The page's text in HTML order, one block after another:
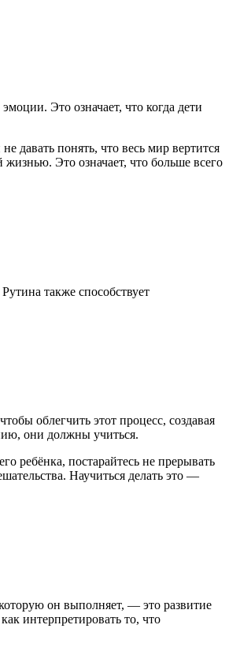
Это означает, что когда дети
давать понять, что весь мир вертится
Это означает, что больше всего
также способствует
облегчить этот процесс, создавая
они должны учиться.
ребёнка, постарайтесь не прерывать
Научиться делать это —
он выполняет, — это развитие
интерпретировать то, что